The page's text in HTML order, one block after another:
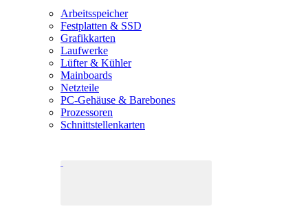
Arbeitsspeicher
Festplatten & SSD
Grafikkarten
Laufwerke
Lüfter & Kühler
Mainboards
Netzteile
PC-Gehäuse & Barebones
Prozessoren
Schnittstellenkarten